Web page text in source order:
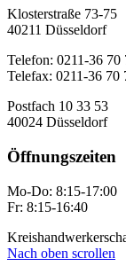
Klosterstraße 73-75
40211 Düsseldorf
Telefon: 0211-36 70
Telefax: 0211-36 70
Postfach 10 33 53
40024 Düsseldorf
Öffnungszeiten
Mo-Do: 8:15-17:00
Fr: 8:15-16:40
Nach oben scrollen